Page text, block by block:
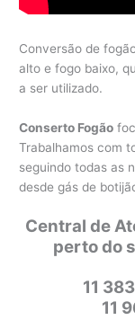
Conversão de
alto e fogo baixo,
a ser utilizado.
Conserto Fogão
Trabalhamos com
seguindo todas as
desde gás de
Central de
perto do
11
11